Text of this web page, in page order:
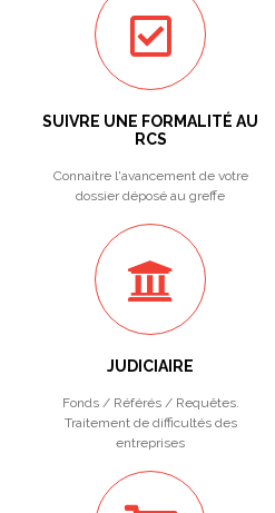
SUIVRE UNE FORMALITÉ AU
RCS
Connaitre l'avancement de votre
dossier déposé au greffe
JUDICIAIRE
Fonds / Référés / Requêtes.
Traitement de difficultés des
entreprises